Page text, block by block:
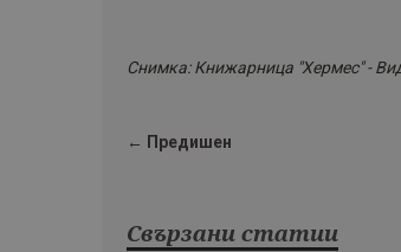
Снимка: Книжарница "Хермес" -
← Предишен
Свързани статии